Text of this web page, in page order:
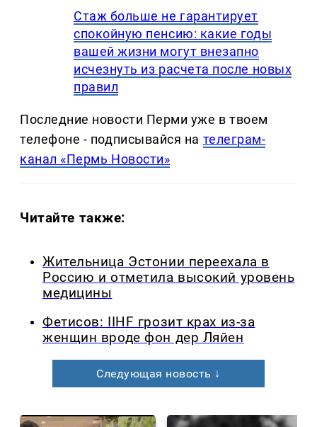
Стаж больше не гарантирует
спокойную пенсию: какие годы
вашей жизни могут внезапно
исчезнуть из расчета после новых
правил
Последние новости Перми уже в твоем
телефоне - подписывайся на телеграм-
канал «Пермь Новости»
Читайте также:
Жительница Эстонии переехала в
Россию и отметила высокий уровень
медицины
Фетисов: IIHF грозит крах из-за
женщин вроде фон дер Ляйен
Следующая новость ↓